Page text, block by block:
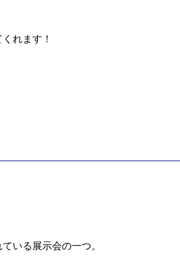
れます！
いる展示会の一つ。